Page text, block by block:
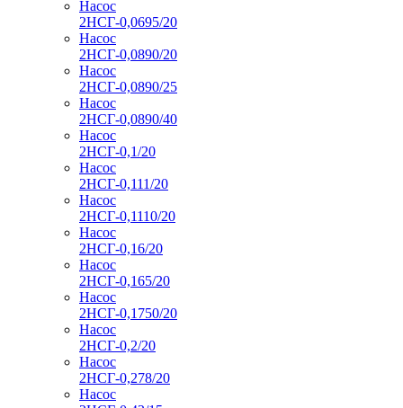
Насос
2НСГ-0,0695/20
Насос
2НСГ-0,0890/20
Насос
2НСГ-0,0890/25
Насос
2НСГ-0,0890/40
Насос
2НСГ-0,1/20
Насос
2НСГ-0,111/20
Насос
2НСГ-0,1110/20
Насос
2НСГ-0,16/20
Насос
2НСГ-0,165/20
Насос
2НСГ-0,1750/20
Насос
2НСГ-0,2/20
Насос
2НСГ-0,278/20
Насос